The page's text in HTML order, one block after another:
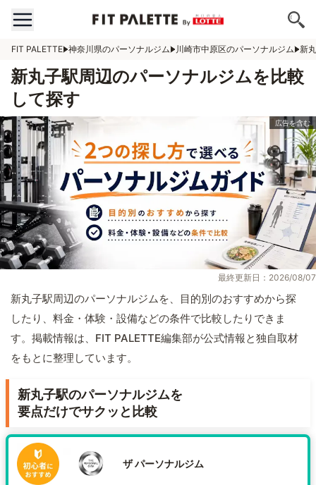
FIT PALETTE 神奈川県のパーソナルジム 川崎市中原区のパーソナルジム 新
新丸子駅周辺のパーソナルジムを比較
して探す
最終更新日：2026/08/07
新丸子駅周辺のパーソナルジムを、目的別のおすすめから探
したり、料金・体験・設備などの条件で比較したりできま
す。掲載情報は、FIT PALETTE編集部が公式情報と独自取材
をもとに整理しています。
新丸子駅のパーソナルジムを
要点だけでサクッと比較
ザ パーソナルジム